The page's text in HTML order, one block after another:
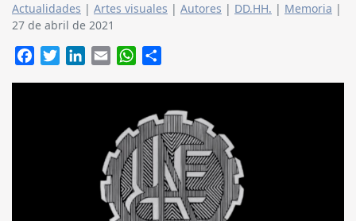
Actualidades | Artes visuales | Autores | DD.HH. | Memoria |
27 de abril de 2021
FacebookTwitterLinkedIn
Email WhatsApp